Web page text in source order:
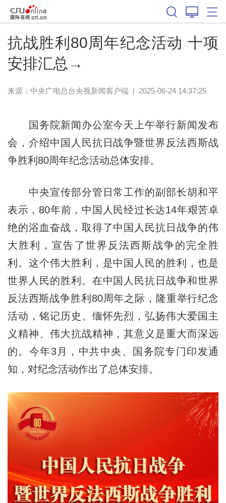
抗战胜利80周年纪念活动 十项
安排汇总→
来源： 中央广电总台央视新闻客户端 | 2025-06-24 14:37:25
国务院新闻办公室今天上午举行新闻发布
会，介绍中国人民抗日战争暨世界反法西斯战
争胜利80周年纪念活动总体安排。
中央宣传部分管日常工作的副部长胡和平
表示，80年前，中国人民经过长达14年艰苦卓
绝的浴血奋战，取得了中国人民抗日战争的伟
大胜利，宣告了世界反法西斯战争的完全胜
利。这个伟大胜利，是中国人民的胜利，也是
世界人民的胜利。在中国人民抗日战争和世界
反法西斯战争胜利80周年之际，隆重举行纪念
活动，铭记历史、缅怀先烈，弘扬伟大爱国主
义精神、伟大抗战精神，其意义是重大而深远
的。今年3月，中共中央、国务院专门印发通
知，对纪念活动作出了总体安排。